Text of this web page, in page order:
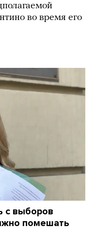
во время его
с выборов
помешать